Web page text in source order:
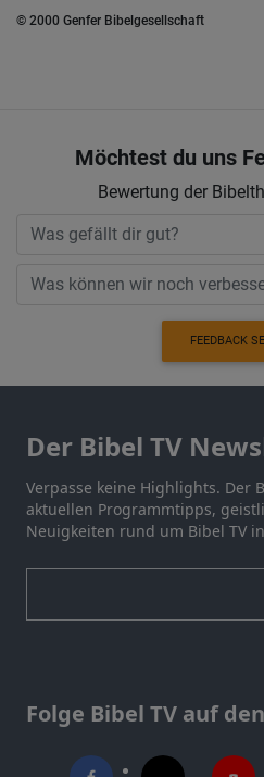
© 2000 Genfer Bibelgesellschaft
Möchtest du uns
Bewertung der
FEEDBACK
Der Bibel TV
Verpasse keine Highlights. Der
aktuellen Programmtipps,
Neuigkeiten rund um Bibel TV
Folge Bibel TV auf